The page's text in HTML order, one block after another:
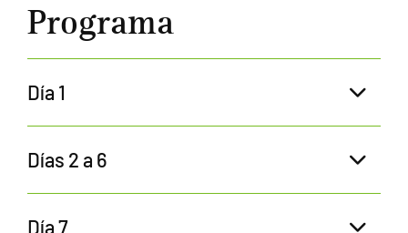
Programa
Día 1
Días 2 a 6
Día 7